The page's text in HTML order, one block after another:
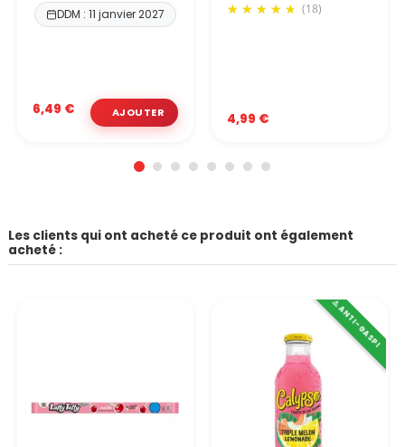
DDM : 11 janvier 2027
6,49 €
(18)
4,99 €
Les clients qui ont acheté ce produit ont également
acheté :
⚠️ ANTI-GASPI